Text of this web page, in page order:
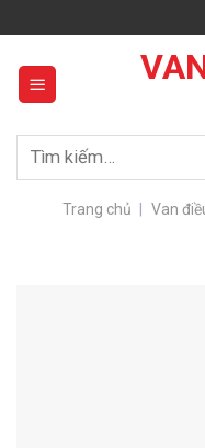
to
content
Tìm
Trang chủ Van